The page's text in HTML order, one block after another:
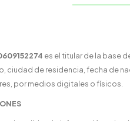
es el titular de la base
de residencia, fecha de
por medios digitales o físicos.